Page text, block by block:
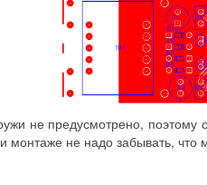
не предусмотрено,
монтаже не надо забывать,